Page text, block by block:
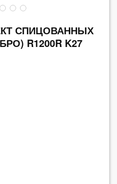
СПИЦОВАННЫХ
R1200R K27